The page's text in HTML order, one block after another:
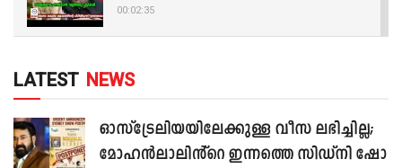
00:02:35
LATEST NEWS
ഓസ്‌ട്രേലിയയിലേക്കുള്ള വീസ ലഭിച്ചില്ല;
മോഹൻലാലിൻ്റെ ഇന്നത്തെ സിഡ്നി ഷോ